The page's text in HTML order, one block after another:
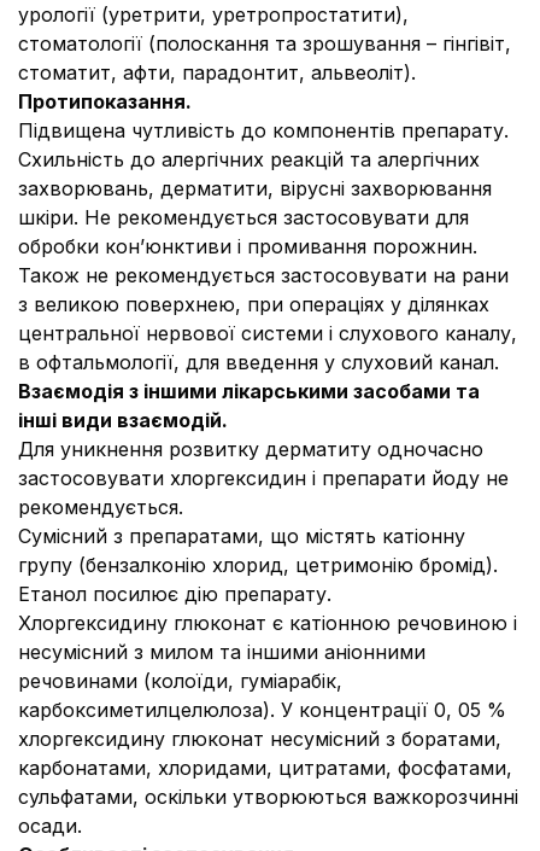
урології (уретрити, уретропростатити),
стоматології (полоскання та зрошування – гінгівіт,
стоматит, афти, парадонтит, альвеоліт).
Протипоказання.
Підвищена чутливість до компонентів препарату.
Схильність до алергічних реакцій та алергічних
захворювань, дерматити, вірусні захворювання
шкіри. Не рекомендується застосовувати для
обробки кон’юнктиви і промивання порожнин.
Також не рекомендується застосовувати на рани
з великою поверхнею, при операціях у ділянках
центральної нервової системи і слухового каналу,
в офтальмології, для введення у слуховий канал.
Взаємодія з іншими лікарськими засобами та
інші види взаємодій.
Для уникнення розвитку дерматиту одночасно
застосовувати хлоргексидин і препарати йоду не
рекомендується.
Сумісний з препаратами, що містять катіонну
групу (бензалконію хлорид, цетримонію бромід).
Етанол посилює дію препарату.
Хлоргексидину глюконат є катіонною речовиною і
несумісний з милом та іншими аніонними
речовинами (колоїди, гуміарабік,
карбоксиметилцелюлоза). У концентрації 0, 05 %
хлоргексидину глюконат несумісний з боратами,
карбонатами, хлоридами, цитратами, фосфатами,
сульфатами, оскільки утворюються важкорозчинні
осади.